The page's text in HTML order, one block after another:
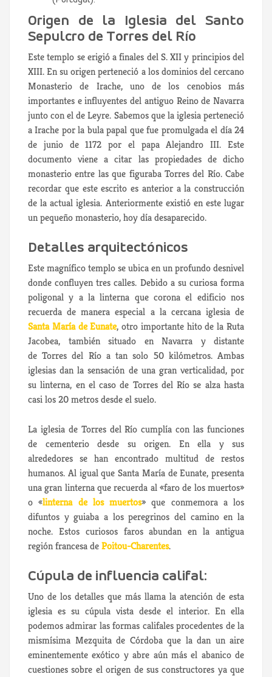
Origen de la Iglesia del Santo
Sepulcro de Torres del Río
Este templo se erigió a finales del S. XII y principios del
XIII. En su origen perteneció a los dominios del cercano
Monasterio de Irache, uno de los cenobios más
importantes e influyentes del antiguo Reino de Navarra
junto con el de Leyre. Sabemos que la iglesia perteneció
a Irache por la bula papal que fue promulgada el día 24
de junio de 1172 por el papa Alejandro III. Este
documento viene a citar las propiedades de dicho
monasterio entre las que figuraba Torres del Río. Cabe
recordar que este escrito es anterior a la construcción
de la actual iglesia. Anteriormente existió en este lugar
un pequeño monasterio, hoy día desaparecido.
Detalles arquitectónicos
Este magnífico templo se ubica en un profundo desnivel
donde confluyen tres calles. Debido a su curiosa forma
poligonal y a la linterna que corona el edificio nos
recuerda de manera especial a la cercana iglesia de
Santa María de Eunate, otro importante hito de la Ruta
Jacobea, también situado en Navarra y distante
de Torres del Río a tan solo 50 kilómetros. Ambas
iglesias dan la sensación de una gran verticalidad, por
su linterna, en el caso de Torres del Río se alza hasta
casi los 20 metros desde el suelo.
La iglesia de Torres del Río cumplía con las funciones
de cementerio desde su origen. En ella y sus
alrededores se han encontrado multitud de restos
humanos. Al igual que Santa María de Eunate, presenta
una gran linterna que recuerda al «faro de los muertos»
o «linterna de los muertos» que conmemora a los
difuntos y guiaba a los peregrinos del camino en la
noche. Estos curiosos faros abundan en la antigua
región francesa dePoitou-Charentes.
Cúpula de influencia califal:
Uno de los detalles que más llama la atención de esta
iglesia es su cúpula vista desde el interior. En ella
podemos admirar las formas califales procedentes de la
mismísima Mezquita de Córdoba que la dan un aire
eminentemente exótico y abre aún más el abanico de
cuestiones sobre el origen de sus constructores ya que